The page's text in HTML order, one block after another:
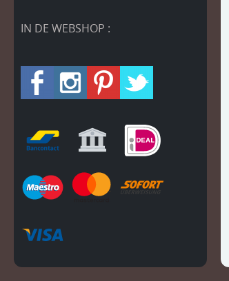
IN DE WEBSHOP :